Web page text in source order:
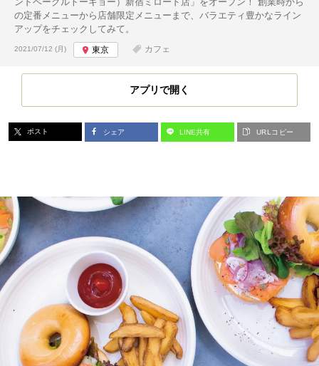
の定番メニューから店舗限定メニューまで、バラエティ豊かなライン
アップをチェックしてみて。
投稿日:
2021/07/12 (月) 東京 カフェ
アプリで開く
ポスト シェア LINE共有 URLコピー